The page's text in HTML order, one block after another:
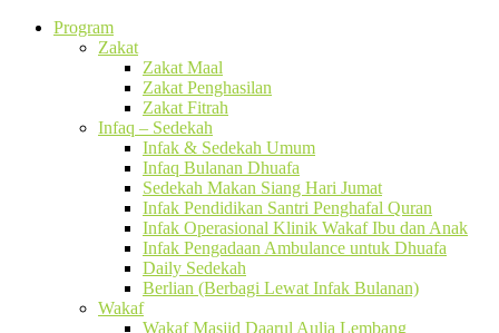
Program
Zakat
Zakat Maal
Zakat Penghasilan
Zakat Fitrah
Infaq – Sedekah
Infak & Sedekah Umum
Infaq Bulanan Dhuafa
Sedekah Makan Siang Hari Jumat
Infak Pendidikan Santri Penghafal Quran
Infak Operasional Klinik Wakaf Ibu dan Anak
Infak Pengadaan Ambulance untuk Dhuafa
Daily Sedekah
Berlian (Berbagi Lewat Infak Bulanan)
Wakaf
Wakaf Masjid Daarul Aulia Lembang